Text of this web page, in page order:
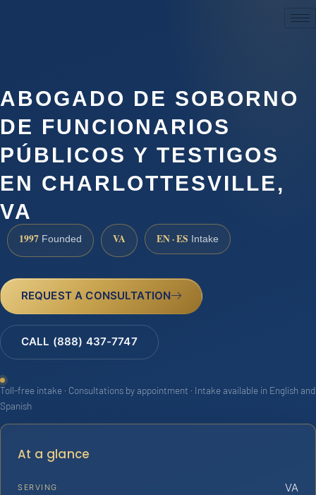
ABOGADO DE SOBORNO
DE FUNCIONARIOS
PÚBLICOS Y TESTIGOS
EN CHARLOTTESVILLE,
VA
1997 Founded VA EN · ES Intake
REQUEST A CONSULTATION
CALL (888) 437-7747
Toll-free intake · Consultations by appointment · Intake available in English and
Spanish
At a glance
SERVING VA